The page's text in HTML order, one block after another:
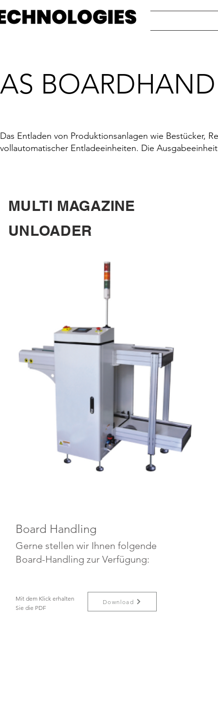
AS
Das Entladen von Produktionsanlagen wie Bestücker,
vollautomatischer Entladeeinheiten. Die
MULTI MAGAZINE
UNLOADER
Board Handling
Gerne stellen wir Ihnen folgende
Board-Handling zur Verfügung:
Mit dem Klick erhalten
Sie die PDF
Download